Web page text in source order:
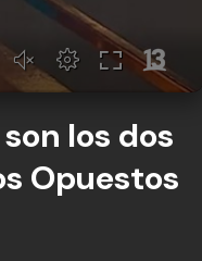
los dos
Opuestos